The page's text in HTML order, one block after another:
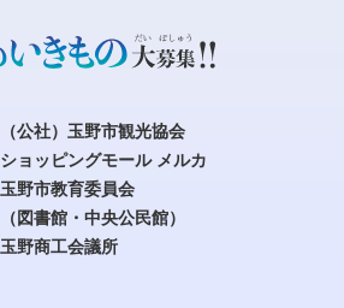
（公社）玉野市観光協会
ショッピングモール メルカ
玉野市教育委員会
（図書館・中央公民館）
玉野商工会議所